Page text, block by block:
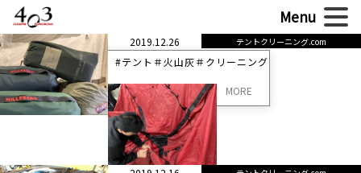
2019.12.26 テントクリーニング.com
#テント＃火山灰＃クリーニング
MORE